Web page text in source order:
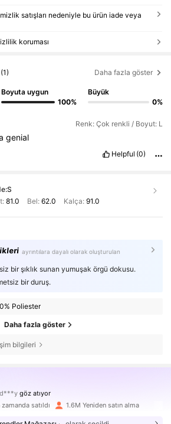
satışları nedeniyle bu ürün iade veya
koruması
(1) Daha fazla göster
Boyuta uygun
100%
Büyük
0%
Renk: Çok renkli / Boyut: L
genial
Helpful (0)
S
81.0 Bel: 62.0 Kalça: 91.0
ayrıntılara dayalı olarak oluşturulan
bir şıklık sunan yumuşak örgü dokusu.
bir duruş.
Poliester
Daha fazla göster
bilgileri
4M Takipçiler
4,85
4M Takipçiler
zamanda satıldı 1.6M Yeniden satın alma